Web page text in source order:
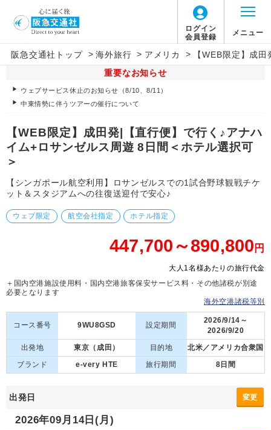
ログイン
会員登録
メニュー
阪急交通社トップ > 海外旅行 > アメリカ >
【WEB限定】成
重要なお知らせ
ウェブサービス休止のお知らせ（8/10、8/11）
中東情勢に伴うツアーの催行について
【WEB限定】成田発|【直行便】で行く♪アナハ
イム+ロサンゼルス周遊 8日間＜ホテル選択可
＞
【シンガポール航空利用】ロサンゼルスでの1試合野球観戦チケ
ット＆スタジアムへの往復送迎付で安心♪
ウェブ限定 航空会社指定 ホテル指定
447,700～890,800 円
大人1名様あたりの旅行代金
＋国内空港施設使用料・国内空港旅客保安サービス料・その他諸税が別途
必要となります
海外空港諸税等別
コース番号 9WU8GSD 設定期間
2026/9/14～
2026/9/20
出発地
東京（成田） 目的地
北米／アメリカ合衆国
ブランド
e-very HTE 旅行期間 8日間
出発日 変更
2026年09月14日(月)